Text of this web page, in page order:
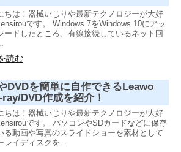
ちは！器械いじりや最新テクノロジーが大好
です。 Windows 7をWindows 10にアッ
ードしたところ、有線接続しているネット回
読む
DVDを簡単に自作できるLeawo
DVD作成を紹介！
ちは！器械いじりや最新テクノロジーが大好
です。 パソコンやSDカードなどに保存
る動画や写真のスライドショーを素材として
レイディスクを...